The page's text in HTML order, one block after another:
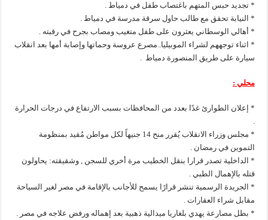
* تجديد حبس المتهم باغتصاب طفل في دمياط .
* النيابة تحقق مع طالب حاول سرقة مدرسة في دمياط .
* أهالي الوسطاني يعثرون على طفل متغيب ومصاب بجرح في رقبته .
* اثناء توجههم لشراء الموبيليا..مصرع عروسة وحماتها وإصابة أمها بعد انقلاب
سيارة على طريق المنصورة دمياط .
محلي :
* إعلان الطوارئ غدًا بعدد من المحافظات بسبب الارتفاع في درجات الحرارة
.
* مجلس وزراء الانقلاب يُقرر منح 14 جنيهاً لكل مواطن مُقيد بمنظومة
التموين في رمضان .
* الداخلية تصدر قرارا بنقل الخطيب مرة أخري للسجن , وشقيقته: يحاولون
قتله بالإهمال الطبي .
* الجريدة الرسمية تنشر قرارًا يسمح للأجانب بالإقامة في مصر لغير السياحة
مقابل شراء العقارات .
* بطل مصارعة يهدي بلغاريا ميدالية ذهبية بعد إهماله ورفض علاجه في مصر .